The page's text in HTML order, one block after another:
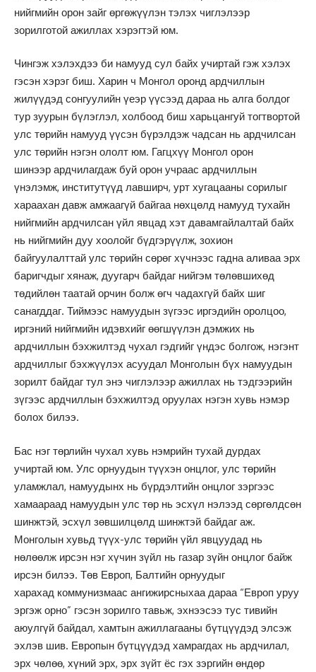
нийгмийн орон зайг өргөжүүлэн тэлэх чиглэлээр
зорилготой ажиллах хэрэгтэй юм.
Чингэж хэлэхдээ би намууд сул байх учиртай гэж хэлэх
гэсэн хэрэг биш. Харин ч Монгол оронд ардчиллын
жилүүдэд сонгуулийн үеэр үүсээд дараа нь алга болдог
тур зуурын бүлэглэл, холбоод биш харьцангуй тогтвортой
улс төрийн намууд үүсэн бүрэлдэж чадсан нь ардчилсан
улс төрийн нэгэн ололт юм. Гагцхүү Монгол орон
шинээр ардчилагдаж буй орон учраас ардчиллын
үнэлэмж, институтүүд лавширч, урт хугацааны сорилыг
хараахан давж амжаагүй байгаа нөхцөлд намууд тухайн
нийгмийн ардчилсан үйл явцад хэт давамгайлалтай байх
нь нийгмийн дуу хоолойг бүдгэрүүлж, зохион
байгуулалттай улс төрийн сөрөг хүчнээс гадна аливаа эрх
баригчдыг хянаж, дуугарч байдаг нийгэм төлөвшихөд
төдийлөн таатай орчин болж өгч чадахгүй байх шиг
санагддаг. Тиймээс намуудын зүгээс иргэдийн оролцоо,
иргэний нийгмийн идэвхийг өөгшүүлэн дэмжих нь
ардчиллын бэхжилтэд чухал гэдгийг үндэс болгож, нэгэнт
ардчиллыг бэхжүүлэх асуудал Монголын бүх намуудын
зорилт байдаг тул энэ чиглэлээр ажиллах нь тэдгээрийн
зүгээс ардчиллын бэхжилтэд оруулах нэгэн хувь нэмэр
болох билээ.
Бас нэг төрлийн чухал хувь нэмрийн тухай дурдах
учиртай юм. Улс орнуудын түүхэн онцлог, улс төрийн
уламжлал, намуудынх нь бүрдэлтийн онцлог зэргээс
хамаараад намуудын улс төр нь эсхүл нэлээд сөргөлдсөн
шинжтэй, эсхүл зөвшилцөлд шинжтэй байдаг аж.
Монголын хувьд түүх-улс төрийн үйл явцуудад нь
нөлөөлж ирсэн нэг хүчин зүйл нь газар зүйн онцлог байж
ирсэн билээ. Төв Европ, Балтийн орнуудыг
харахад коммунизмаас ангижирсныхаа дараа “Европ уруу
эргэж орно” гэсэн зорилго тавьж, эхнээсээ тус тивийн
аюулгүй байдал, хамтын ажиллагааны бүтцүүдэд элсэж
эхлэв шив. Европын бүтцүүдэд хамрагдах нь ардчилал,
эрх чөлөө, хүний эрх, эрх зүйт ёс гэх зэргийн өндөр